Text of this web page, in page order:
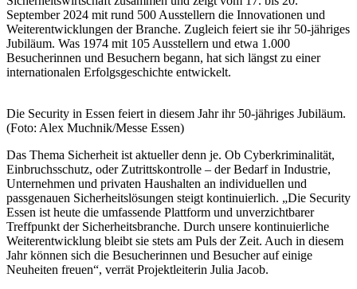
September 2024 mit rund 500 Ausstellern die Innovationen und
Weiterentwicklungen der Branche. Zugleich feiert sie ihr 50-jähriges
Jubiläum. Was 1974 mit 105 Ausstellern und etwa 1.000
Besucherinnen und Besuchern begann, hat sich längst zu einer
internationalen Erfolgsgeschichte entwickelt.
Die Security in Essen feiert in diesem Jahr ihr 50-jähriges Jubiläum.
(Foto: Alex Muchnik/Messe Essen)
Das Thema Sicherheit ist aktueller denn je. Ob Cyberkriminalität,
Einbruchsschutz, oder Zutrittskontrolle – der Bedarf in Industrie,
Unternehmen und privaten Haushalten an individuellen und
passgenauen Sicherheitslösungen steigt kontinuierlich. „Die Security
Essen ist heute die umfassende Plattform und unverzichtbarer
Treffpunkt der Sicherheitsbranche. Durch unsere kontinuierliche
Weiterentwicklung bleibt sie stets am Puls der Zeit. Auch in diesem
Jahr können sich die Besucherinnen und Besucher auf einige
Neuheiten freuen“, verrät Projektleiterin Julia Jacob.